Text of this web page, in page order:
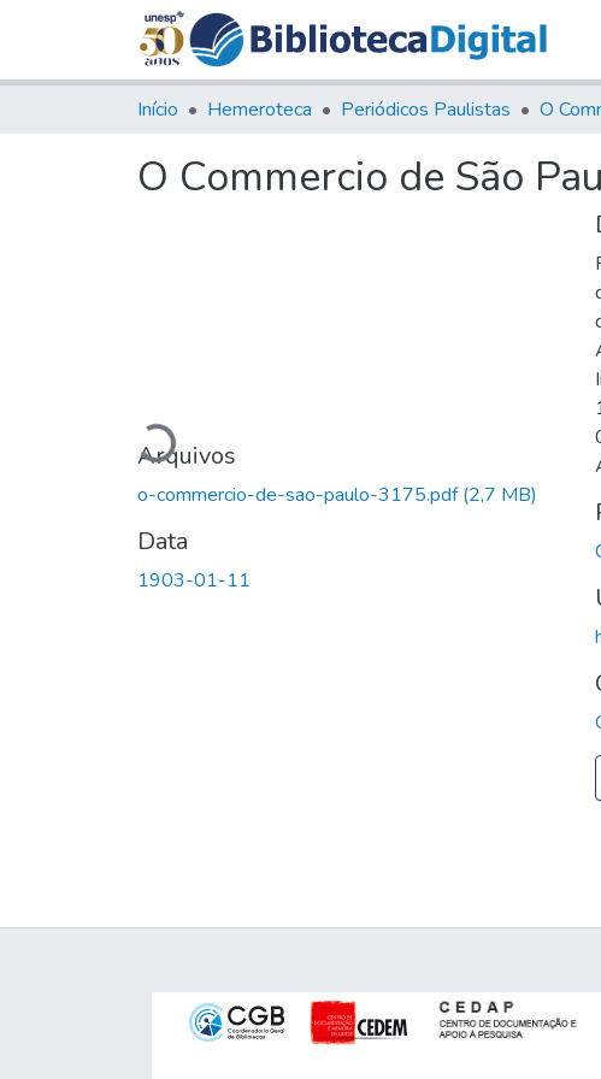
Início Hemeroteca Periódicos Paulistas O
O Commercio de São
Carregando...
Arquivos
o-commercio-de-sao-paulo-3175.pdf(2,7 MB)
Data
1903-01-11